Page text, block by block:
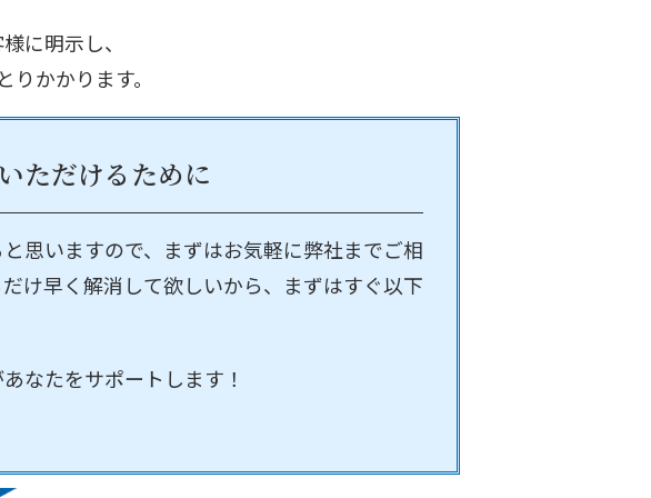
に明示し、
かかります。
ただけるために
思いますので、まずはお気軽に弊社までご相
け早く解消して欲しいから、まずはすぐ以下
なたをサポートします！